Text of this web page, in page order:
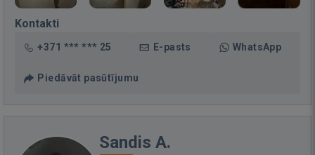
Kontakti
+371 *** *** 25 E-pasts WhatsApp
Piedāvāt pasūtījumu
Sandis A.